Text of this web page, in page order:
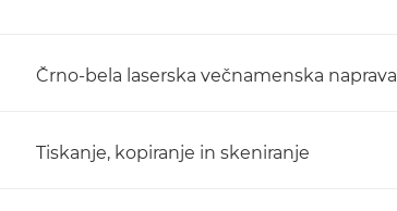
Črno-bela laserska večnamenska naprava
Tiskanje, kopiranje in skeniranje